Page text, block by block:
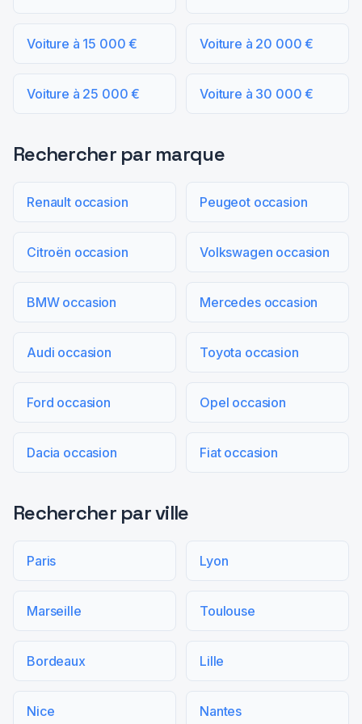
Voiture à 15 000 € Voiture à 20 000 €
Voiture à 25 000 € Voiture à 30 000 €
Rechercher par marque
Renault occasion Peugeot occasion
Citroën occasion Volkswagen occasion
BMW occasion Mercedes occasion
Audi occasion Toyota occasion
Ford occasion Opel occasion
Dacia occasion Fiat occasion
Rechercher par ville
Paris Lyon
Marseille Toulouse
Bordeaux Lille
Nice Nantes